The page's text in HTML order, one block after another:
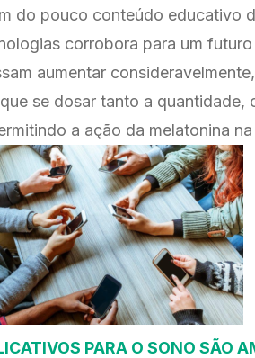
do pouco conteúdo educativo
corrobora para um
aumentar
se dosar tanto a quantidade,
a ação da melatonina
PARA O SONO SÃO